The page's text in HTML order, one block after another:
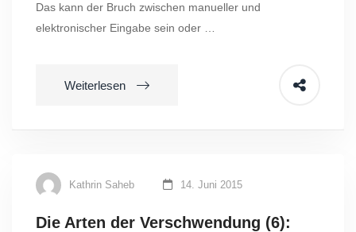
Das kann der Bruch zwischen manueller und
elektronischer Eingabe sein oder …
Weiterlesen
Kathrin Saheb 14. Juni 2015
Die Arten der Verschwendung (6):